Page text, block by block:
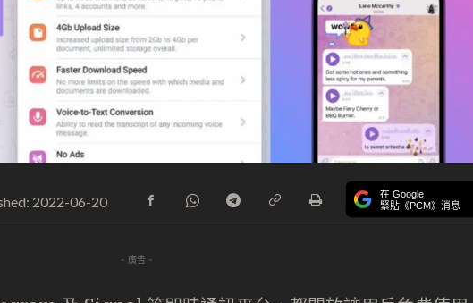
2022-06-20 在 Google
緊貼《PCM》消息
- 廣告 -